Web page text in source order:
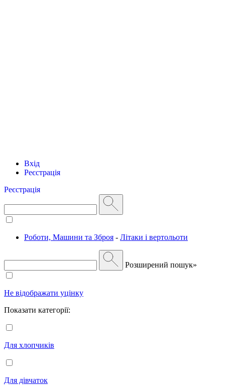
Вхід
Реєстрація
Реєстрація
Роботи, Машини та Зброя - Літаки і вертольоти
Розширений пошук»
Не відображати уцінку
Показати категорії:
Для хлопчиків
Для дівчаток